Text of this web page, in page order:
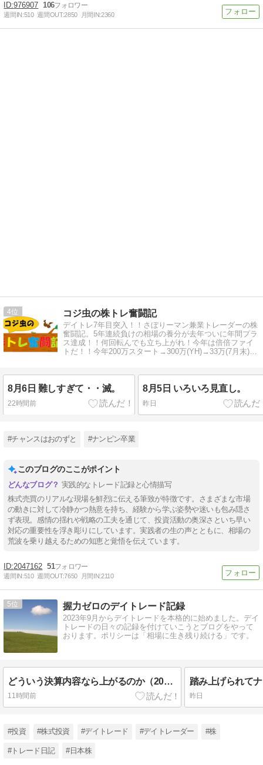
976907 106
週間IN:510 週間OUT:2850 月間IN:2360
4 コジ虫の株トレ奮闘記
デイトレ7年目突入！！さぼりーマン兼業トレーダーの株
奮闘記。5年連続負けの相場の養分が去年ついに年間プラ
ス達成！！何回転んでも立ち上がれ！今年は倍倍ファイ
トだ！！今年200万スタート→300万(YH)→33万(7月末)→
8月6日 難しすぎて・・滅。
22時間前
8月5日 いろいろ見直し。
昨日
#チャンスはおのずと #ナンピン卒業
このブログのここがポイント
実践的なトレード記録と心情描写
株式売買のリアルな現場を鮮烈に伝える筆致が特徴です。さまざまな市場
の動きに対して冷静かつ熱意を持ち、経験から学ぶ姿勢や迷いも包み隠さ
ず表現。感情の揺れや戦略の工夫を通じて、投資活動の奥深さといち早い
対応の重要性を浮き彫りにしています。実践者の生の声とともに、相場の
荒波を乗り越えるための知恵と覚悟を伝えています。
2047162 51
週間IN:510 週間OUT:7650 月間IN:2110
5 握力ゼロのデイトレード記録
2023年9月からデイトレードを本格的に始めました。デイ
トレードの日々の記録を付けていこうとブログをやって
おります。ポリシーは「相場に生き残り続ける」です。
どういう決算内容なら上がるのか（2026/8/6のデイトレード記録）
11時間前 昨日
#投資 #株式投資 #デイトレード #デイトレーダー #株
#トレード日記 #日本株